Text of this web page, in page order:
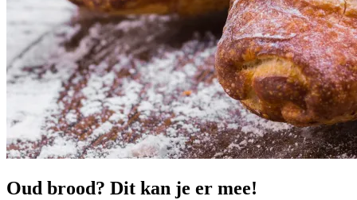
Oud brood? Dit kan je er mee!